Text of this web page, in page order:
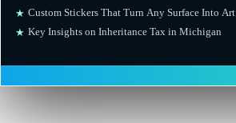
★ Custom Stickers That Turn Any Surface Into Art
★ Key Insights on Inheritance Tax in Michigan